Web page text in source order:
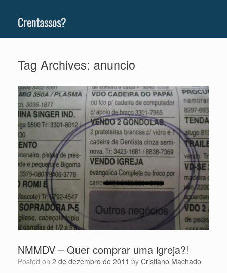
Crentassos?
Tag Archives: anuncio
NMMDV – Quer comprar uma igreja?!
Posted on 2 de dezembro de 2011 by Cristiano Machado